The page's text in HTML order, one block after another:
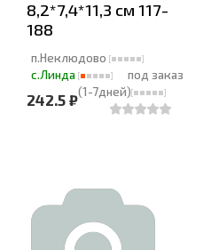
8,2*7,4*11,3 см 117-
188
п.Неклюдово
с.Линда
под заказ
(1-7дней)
242.5 ₽